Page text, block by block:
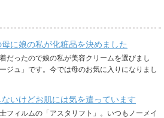
に娘の私が化粧品を決めました
だったので娘の私が美容クリームを選びまし
ジュ」です。今では母のお気に入りになりまし
いけどお肌には気を遣っています
フィルムの「アスタリフト」。いつもノーメイ